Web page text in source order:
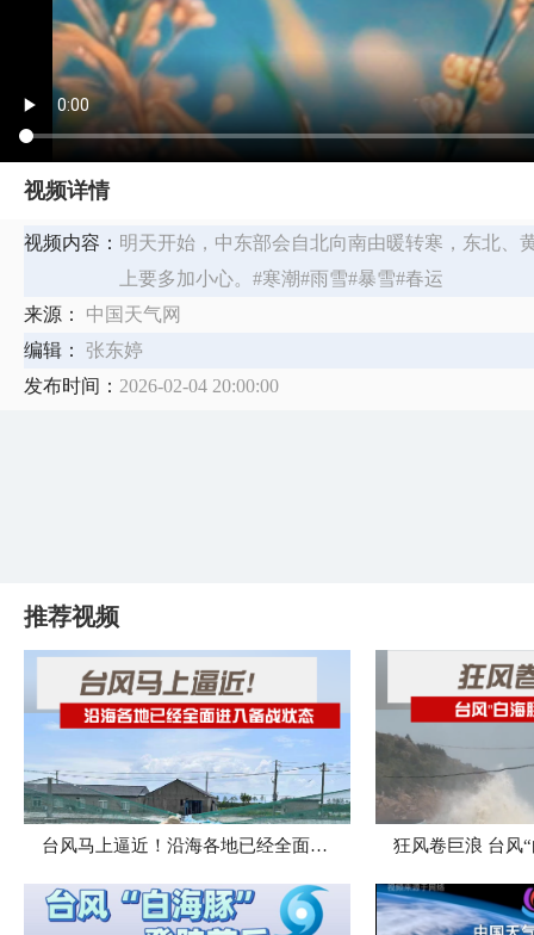
视频详情
视频内容： 明天开始，中东部会自北向南由暖转寒，东北、
上要多加小心。#寒潮#雨雪#暴雪#春运
来源：
中国天气网
编辑：
张东婷
发布时间： 2026-02-04 20:00:00
推荐视频
台风马上逼近！沿海各地已经全面进入备战状态